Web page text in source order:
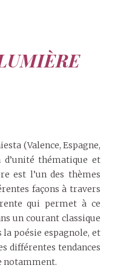
(Valence, Espagne,
d’unité thématique et
est l’un des thèmes
façons à travers
qui permet à ce
un courant classique
poésie espagnole, et
différentes tendances
notamment.